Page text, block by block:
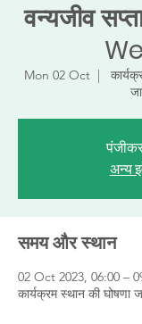
वन्यजीव
Mon 02 Oct
  |
अन्य
समय और स्थान
02 Oct 2023, 06:00 –
कार्यक्रम स्थान की घोषणा